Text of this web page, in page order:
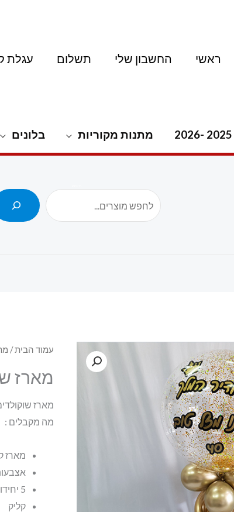
ראשי החשבון שלי תשלום עגלת
מתנות מקוריות בלונים
עמוד הבית/
מארז
מארז
מה מקבלים :
מארז
5 יחידות פררו רושה
קליק